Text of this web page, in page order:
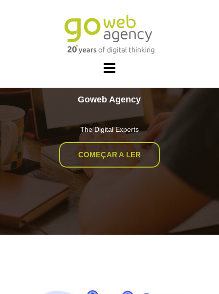
Goweb Agency
The Digital Experts
COMEÇAR A LER